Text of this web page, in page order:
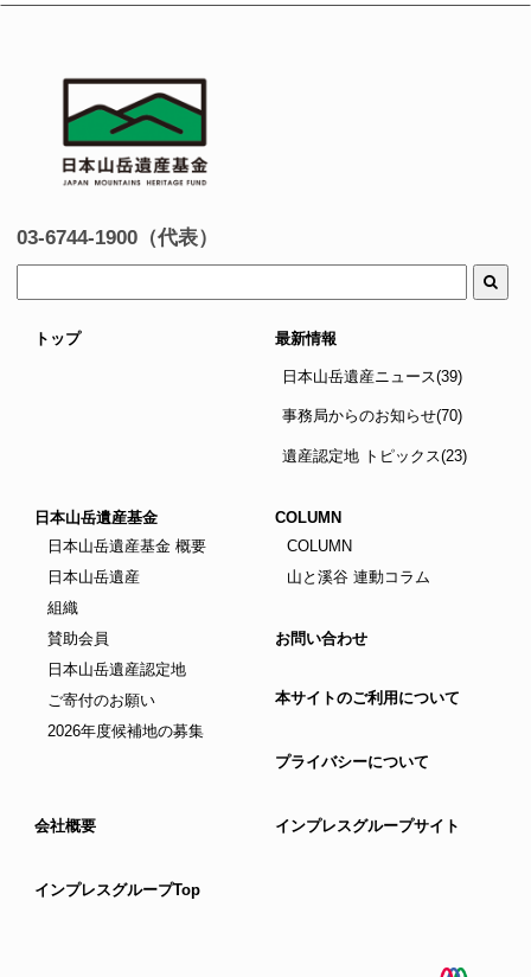
03-6744-1900（代表）
トップ 最新情報
日本山岳遺産ニュース(39)
事務局からのお知らせ(70)
遺産認定地 トピックス(23)
日本山岳遺産基金
日本山岳遺産基金 概要
日本山岳遺産
組織
賛助会員
日本山岳遺産認定地
ご寄付のお願い
2026年度候補地の募集
COLUMN
COLUMN
山と溪谷 連動コラム
お問い合わせ
本サイトのご利用について
プライバシーについて
会社概要 インプレスグループサイト
インプレスグループTop